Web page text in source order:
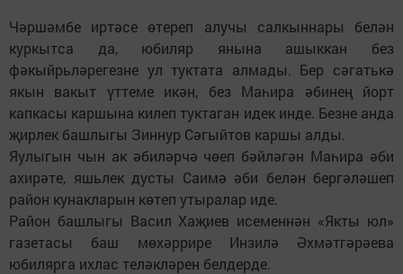
Чәршәмбе иртәсе өтереп алучы салкыннары белән
куркытса да, юбиляр янына ашыккан без
фәкыйрьләрегезне ул туктата алмады. Бер сәгатькә
якын вакыт үттеме икән, без Маһира әбинең йорт
капкасы каршына килеп туктаган идек инде. Безне анда
җирлек башлыгы Зиннур Сәгыйтов каршы алды.
Яулыгын чын ак әбиләрчә чөеп бәйләгән Маһира әби
ахирәте, яшьлек дусты Саимә әби белән бергәләшеп
район кунакларын көтеп утыралар иде.
Район башлыгы Васил Хаҗиев исеменнән «Якты юл»
газетасы баш мөхәррире Инзилә Әхмәтгәрәева
юбилярга ихлас теләкләрен белдерде.